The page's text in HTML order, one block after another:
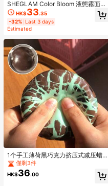
SHEGLAM Color Bloom 液態霧面腮
紅-Love Cake 品牌美妝化妝品 適合
女士與女孩
HK$33.35
-32% Last 3 days
Estimated
1个手工薄荷黑巧克力挤压式减压蜡
球，挤压时口感酥脆，男女皆宜，是
派对礼品或礼物的完美之选，适合14
岁以上人群的解压玩具，节日、生
僅剩3件
HK$36.00